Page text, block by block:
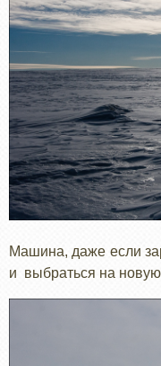
Машина, даже если
и выбраться на